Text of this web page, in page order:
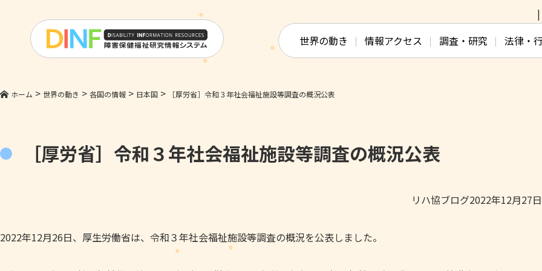
世界の動き 情報アクセス 調査・研究 法律・
ホーム > 世界の動き > 各国の情報 > 日本国 > ［厚労省］令和３年社会福祉施設等調査の概況公表
［厚労省］令和３年社会福祉施設等調査の概況公表
リハ協ブログ2022年12月27
2022年12月26日、厚生労働省は、令和３年社会福祉施設等調査の概況を公表しました。